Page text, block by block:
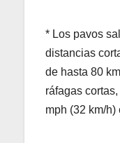
* Los pavos
distancias
de hasta 80
ráfagas
mph (32 km/h)